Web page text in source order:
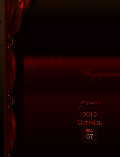
2019
Октябрь
07